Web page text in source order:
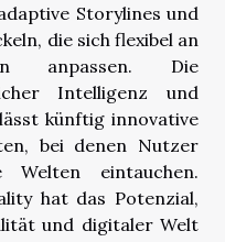
Storylines und
die sich flexibel an
anpassen. Die
Intelligenz und
künftig innovative
bei denen Nutzer
eintauchen.
hat das Potenzial,
und digitaler Welt